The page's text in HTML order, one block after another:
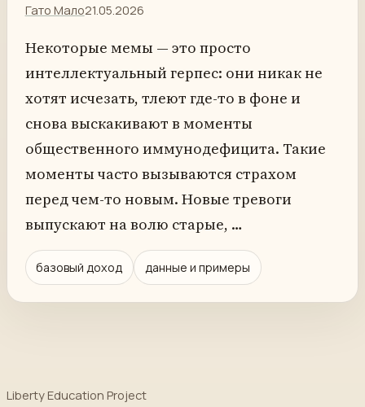
Гато Мало21.05.2026
Некоторые мемы — это просто
интеллектуальный герпес: они никак не
хотят исчезать, тлеют где-то в фоне и
снова выскакивают в моменты
общественного иммунодефицита. Такие
моменты часто вызываются страхом
перед чем-то новым. Новые тревоги
выпускают на волю старые, …
базовый доход данные и примеры
Liberty Education Project